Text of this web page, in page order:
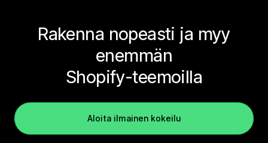
Rakenna nopeasti ja myy
enemmän
Shopify-teemoilla
Aloita ilmainen kokeilu